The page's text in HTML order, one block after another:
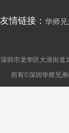
友情链接： 华师兄
深圳市龙华区大浪街
所有©深圳华师兄弟